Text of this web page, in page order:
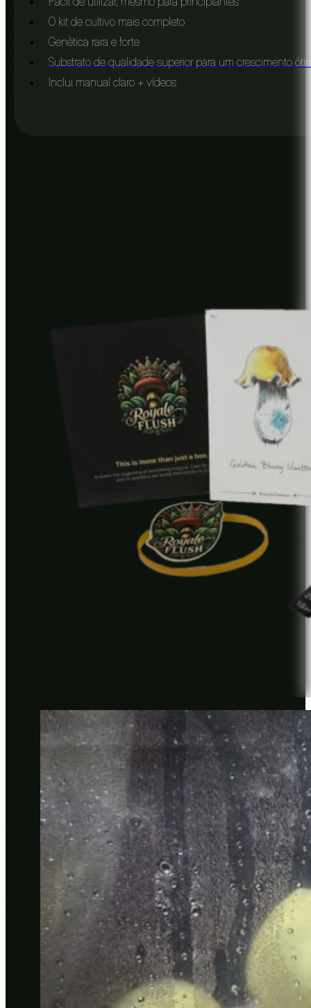
O kit de cultivo mais completo
Genética rara e forte
Substrato de qualidade superior para um crescimento
Inclui manual claro + vídeos